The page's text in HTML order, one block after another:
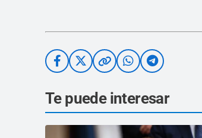
Te puede interesar